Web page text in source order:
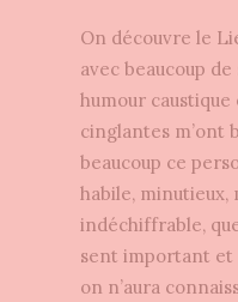
On découvre le
avec beaucoup
humour
cinglantes m’ont
beaucoup ce
habile, minutieux,
indéchiffrable,
sent important et
on n’aura